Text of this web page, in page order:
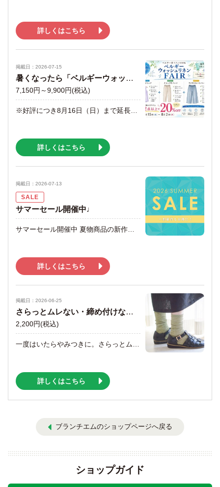
詳しくはこちら
掲載日：2026-07-15
暑くなったら「ベルギーウォッシュリネン」
7,150円～9,900円(税込)
詳しくはこちら
掲載日：2026-07-13
SALE
サマーセール開催中♩
詳しくはこちら
掲載日：2026-06-25
さらっとムレない・締め付けない・すぐ乾く！ リネン天竺ソックス
2,200円(税込)
詳しくはこちら
ブランチエムのショップページへ戻る
ショップガイド